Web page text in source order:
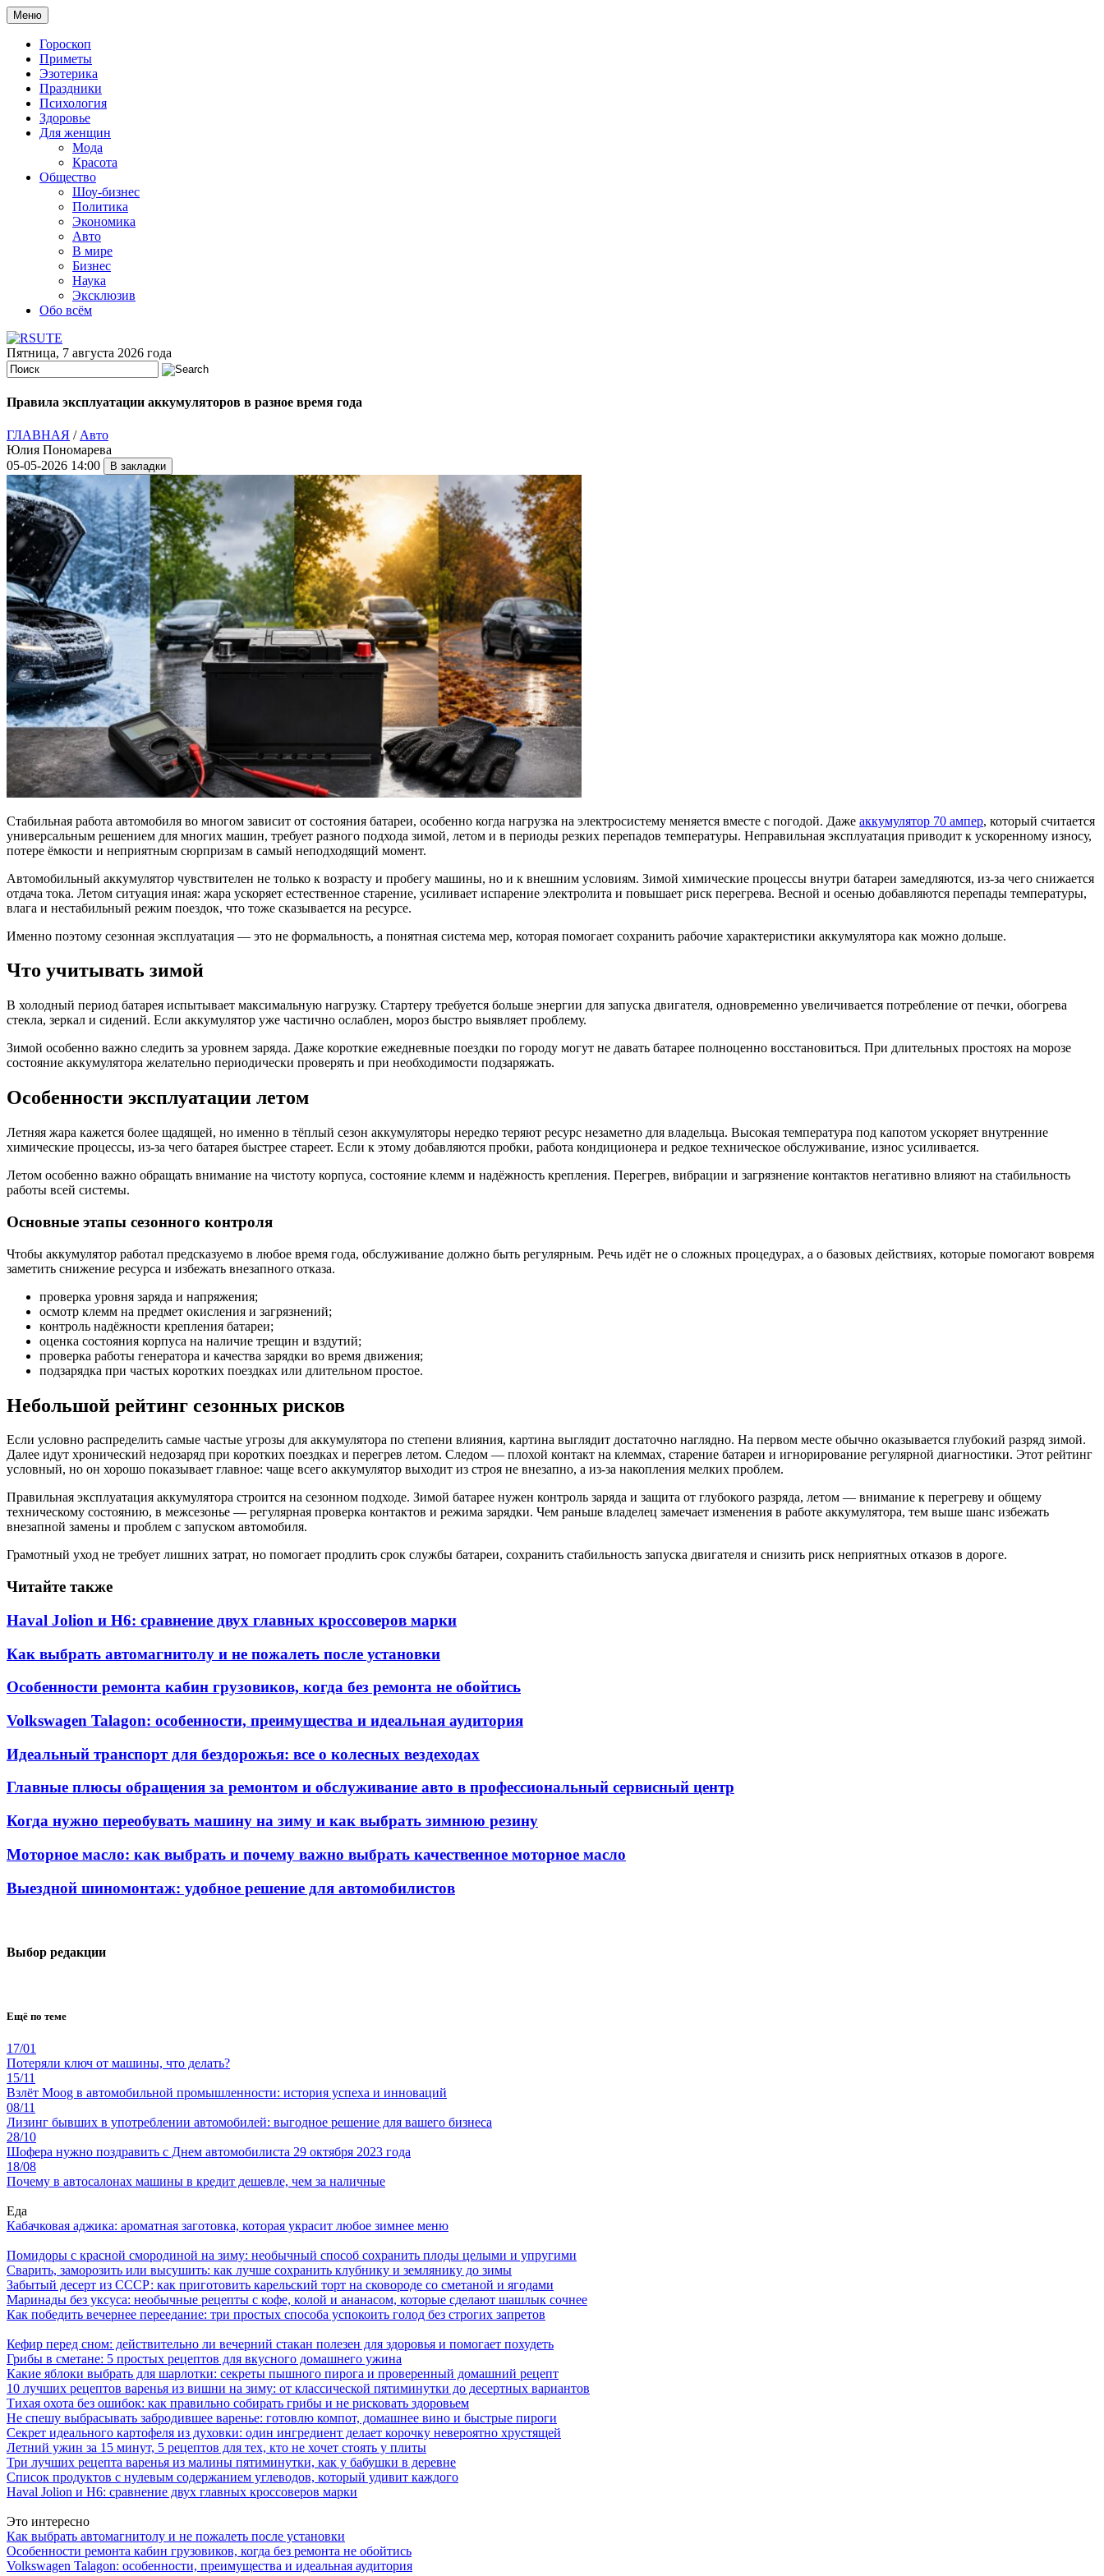
Меню
Гороскоп
Приметы
Эзотерика
Праздники
Психология
Здоровье
Для женщин
Мода
Красота
Общество
Шоу-бизнес
Политика
Экономика
Авто
В мире
Бизнес
Наука
Эксклюзив
Обо всём
Пятница, 7 августа 2026 года
Правила эксплуатации аккумуляторов в разное время года
ГЛАВНАЯ / Авто
Юлия Пономарева
05-05-2026 14:00
Стабильная работа автомобиля во многом зависит от состояния батареи, особенно когда нагрузка на электросистему меняется вместе с погодой. Даже аккумулятор 70 ампер, который считается
универсальным решением для многих машин, требует разного подхода зимой, летом и в периоды резких перепадов температуры. Неправильная эксплуатация приводит к ускоренному износу,
потере ёмкости и неприятным сюрпризам в самый неподходящий момент.
Автомобильный аккумулятор чувствителен не только к возрасту и пробегу машины, но и к внешним условиям. Зимой химические процессы внутри батареи замедляются, из-за чего снижается
отдача тока. Летом ситуация иная: жара ускоряет естественное старение, усиливает испарение электролита и повышает риск перегрева. Весной и осенью добавляются перепады температуры,
влага и нестабильный режим поездок, что тоже сказывается на ресурсе.
Именно поэтому сезонная эксплуатация — это не формальность, а понятная система мер, которая помогает сохранить рабочие характеристики аккумулятора как можно дольше.
Что учитывать зимой
В холодный период батарея испытывает максимальную нагрузку. Стартеру требуется больше энергии для запуска двигателя, одновременно увеличивается потребление от печки, обогрева
стекла, зеркал и сидений. Если аккумулятор уже частично ослаблен, мороз быстро выявляет проблему.
Зимой особенно важно следить за уровнем заряда. Даже короткие ежедневные поездки по городу могут не давать батарее полноценно восстановиться. При длительных простоях на морозе
состояние аккумулятора желательно периодически проверять и при необходимости подзаряжать.
Особенности эксплуатации летом
Летняя жара кажется более щадящей, но именно в тёплый сезон аккумуляторы нередко теряют ресурс незаметно для владельца. Высокая температура под капотом ускоряет внутренние
химические процессы, из-за чего батарея быстрее стареет. Если к этому добавляются пробки, работа кондиционера и редкое техническое обслуживание, износ усиливается.
Летом особенно важно обращать внимание на чистоту корпуса, состояние клемм и надёжность крепления. Перегрев, вибрации и загрязнение контактов негативно влияют на стабильность
работы всей системы.
Основные этапы сезонного контроля
Чтобы аккумулятор работал предсказуемо в любое время года, обслуживание должно быть регулярным. Речь идёт не о сложных процедурах, а о базовых действиях, которые помогают вовремя
заметить снижение ресурса и избежать внезапного отказа.
проверка уровня заряда и напряжения;
осмотр клемм на предмет окисления и загрязнений;
контроль надёжности крепления батареи;
оценка состояния корпуса на наличие трещин и вздутий;
проверка работы генератора и качества зарядки во время движения;
подзарядка при частых коротких поездках или длительном простое.
Небольшой рейтинг сезонных рисков
Если условно распределить самые частые угрозы для аккумулятора по степени влияния, картина выглядит достаточно наглядно. На первом месте обычно оказывается глубокий разряд зимой.
Далее идут хронический недозаряд при коротких поездках и перегрев летом. Следом — плохой контакт на клеммах, старение батареи и игнорирование регулярной диагностики. Этот рейтинг
условный, но он хорошо показывает главное: чаще всего аккумулятор выходит из строя не внезапно, а из-за накопления мелких проблем.
Правильная эксплуатация аккумулятора строится на сезонном подходе. Зимой батарее нужен контроль заряда и защита от глубокого разряда, летом — внимание к перегреву и общему
техническому состоянию, в межсезонье — регулярная проверка контактов и режима зарядки. Чем раньше владелец замечает изменения в работе аккумулятора, тем выше шанс избежать
внезапной замены и проблем с запуском автомобиля.
Грамотный уход не требует лишних затрат, но помогает продлить срок службы батареи, сохранить стабильность запуска двигателя и снизить риск неприятных отказов в дороге.
Читайте также
Haval Jolion и H6: сравнение двух главных кроссоверов марки
Как выбрать автомагнитолу и не пожалеть после установки
Особенности ремонта кабин грузовиков, когда без ремонта не обойтись
Volkswagen Talagon: особенности, преимущества и идеальная аудитория
Идеальный транспорт для бездорожья: все о колесных вездеходах
Главные плюсы обращения за ремонтом и обслуживание авто в профессиональный сервисный центр
Когда нужно переобувать машину на зиму и как выбрать зимнюю резину
Моторное масло: как выбрать и почему важно выбрать качественное моторное масло
Выездной шиномонтаж: удобное решение для автомобилистов
Выбор редакции
Ещё по теме
17/01
Потеряли ключ от машины, что делать?
15/11
Взлёт Moog в автомобильной промышленности: история успеха и инноваций
08/11
Лизинг бывших в употреблении автомобилей: выгодное решение для вашего бизнеса
28/10
Шофера нужно поздравить с Днем автомобилиста 29 октября 2023 года
18/08
Почему в автосалонах машины в кредит дешевле, чем за наличные
Еда
Кабачковая аджика: ароматная заготовка, которая украсит любое зимнее меню
Помидоры с красной смородиной на зиму: необычный способ сохранить плоды целыми и упругими
Сварить, заморозить или высушить: как лучше сохранить клубнику и землянику до зимы
Забытый десерт из СССР: как приготовить карельский торт на сковороде со сметаной и ягодами
Маринады без уксуса: необычные рецепты с кофе, колой и ананасом, которые сделают шашлык сочнее
Как победить вечернее переедание: три простых способа успокоить голод без строгих запретов
Кефир перед сном: действительно ли вечерний стакан полезен для здоровья и помогает похудеть
Грибы в сметане: 5 простых рецептов для вкусного домашнего ужина
Какие яблоки выбрать для шарлотки: секреты пышного пирога и проверенный домашний рецепт
10 лучших рецептов варенья из вишни на зиму: от классической пятиминутки до десертных вариантов
Тихая охота без ошибок: как правильно собирать грибы и не рисковать здоровьем
Не спешу выбрасывать забродившее варенье: готовлю компот, домашнее вино и быстрые пироги
Секрет идеального картофеля из духовки: один ингредиент делает корочку невероятно хрустящей
Летний ужин за 15 минут, 5 рецептов для тех, кто не хочет стоять у плиты
Три лучших рецепта варенья из малины пятиминутки, как у бабушки в деревне
Список продуктов с нулевым содержанием углеводов, который удивит каждого
Haval Jolion и H6: сравнение двух главных кроссоверов марки
Это интересно
Как выбрать автомагнитолу и не пожалеть после установки
Особенности ремонта кабин грузовиков, когда без ремонта не обойтись
Volkswagen Talagon: особенности, преимущества и идеальная аудитория